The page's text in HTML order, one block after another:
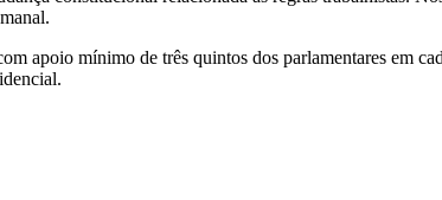
apoio mínimo de três quintos dos parlamentares em